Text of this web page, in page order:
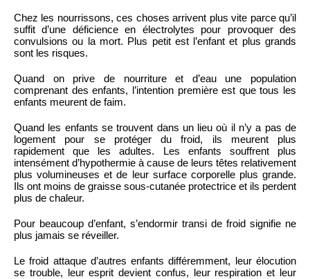
Chez les nourrissons, ces choses arrivent plus vite parce qu’il
suffit d’une déficience en électrolytes pour provoquer des
convulsions ou la mort. Plus petit est l’enfant et plus grands
sont les risques.
Quand on prive de nourriture et d’eau une population
comprenant des enfants, l’intention première est que tous les
enfants meurent de faim.
Quand les enfants se trouvent dans un lieu où il n’y a pas de
logement pour se protéger du froid, ils meurent plus
rapidement que les adultes. Les enfants souffrent plus
intensément d’hypothermie à cause de leurs têtes relativement
plus volumineuses et de leur surface corporelle plus grande.
Ils ont moins de graisse sous-cutanée protectrice et ils perdent
plus de chaleur.
Pour beaucoup d’enfant, s’endormir transi de froid signifie ne
plus jamais se réveiller.
Le froid attaque d’autres enfants différemment, leur élocution
se trouble, leur esprit devient confus, leur respiration et leur